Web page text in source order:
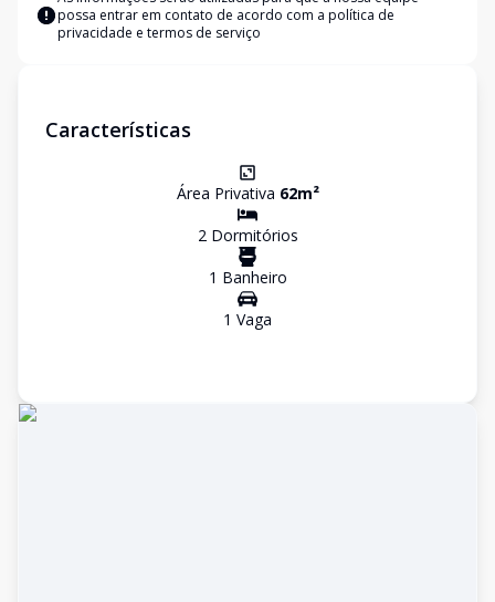
possa entrar em contato de acordo com a política de
privacidade e termos de serviço
Características
Área Privativa 62m²
2Dormitórios
1 Banheiro
1 Vaga